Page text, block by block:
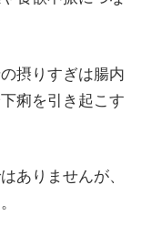
摂りすぎは腸内
痢を引き起こす
ありませんが、